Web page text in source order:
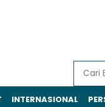
INTERNASIONAL